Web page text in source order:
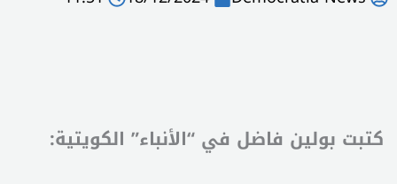
كتبت بولين فاضل في “الأنباء” الكويتية: